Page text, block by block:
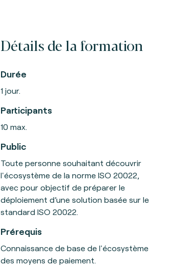
Détails de la formation
Durée
1 jour.
Participants
10 max.
Public
Toute personne souhaitant découvrir
l'écosystème de la norme ISO 20022,
avec pour objectif de préparer le
déploiement d’une solution basée sur le
standard ISO 20022.
Prérequis
Connaissance de base de l'écosystème
des moyens de paiement.